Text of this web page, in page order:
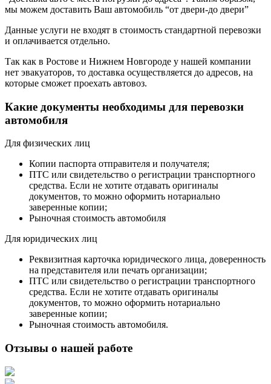
мы можем доставить Ваш автомобиль “от двери-до двери”
Данные услуги не входят в стоимость стандартной перевозки
и оплачивается отдельно.
Так как в Ростове и Нижнем Новгороде у нашей компании
нет эвакуаторов, то доставка осуществляется до адресов, на
которые сможет проехать автовоз.
Какие документы необходимы для перевозки
автомобиля
Для физических лиц
Копии паспорта отправителя и получателя;
ПТС или свидетельство о регистрации транспортного
средства. Если не хотите отдавать оригиналы
документов, то можно оформить нотариально
заверенные копии;
Рыночная стоимость автомобиля
Для юридических лиц
Реквизитная карточка юридического лица, доверенность
на представителя или печать организации;
ПТС или свидетельство о регистрации транспортного
средства. Если не хотите отдавать оригиналы
документов, то можно оформить нотариально
заверенные копии;
Рыночная стоимость автомобиля.
Отзывы о нашей работе